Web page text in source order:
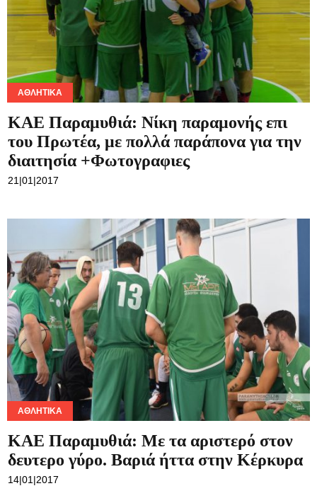
ΑΘΛΗΤΙΚΆ
KAE Παραμυθιά: Νίκη παραμονής επι
του Πρωτέα, με πολλά παράπονα για την
διαιτησία +Φωτογραφιες
21|01|2017
ΑΘΛΗΤΙΚΆ
KAE Παραμυθιά: Με τα αριστερό στον
δευτερο γύρο. Βαριά ήττα στην Κέρκυρα
14|01|2017